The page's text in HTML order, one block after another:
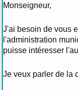
Monseigneur,
J'ai besoin de vous
l'administration
puisse intéresser
Je veux parler de la